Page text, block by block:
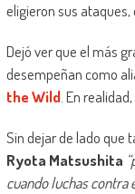
eligieron sus
Dejó ver que el más
desempeñan como
the Wild. En
Sin dejar de lado que
Ryota Matsushita
cuando luchas contra